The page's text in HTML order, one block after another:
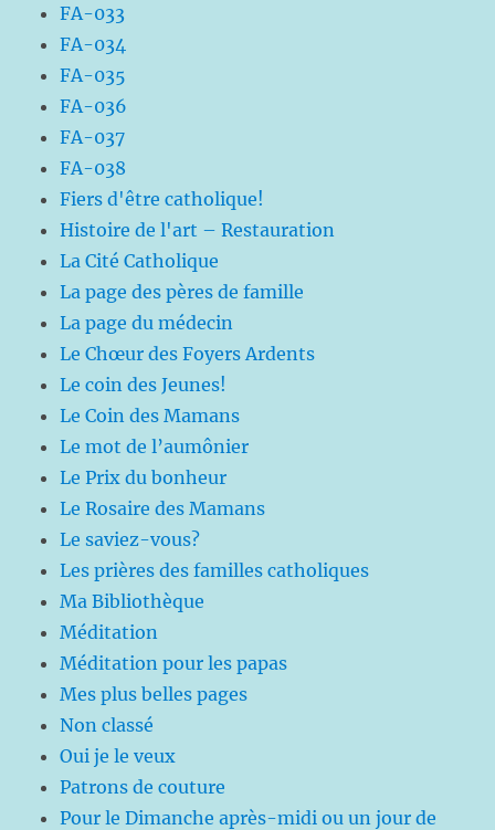
FA-033
FA-034
FA-035
FA-036
FA-037
FA-038
Fiers d'être catholique!
Histoire de l'art – Restauration
La Cité Catholique
La page des pères de famille
La page du médecin
Le Chœur des Foyers Ardents
Le coin des Jeunes!
Le Coin des Mamans
Le mot de l’aumônier
Le Prix du bonheur
Le Rosaire des Mamans
Le saviez-vous?
Les prières des familles catholiques
Ma Bibliothèque
Méditation
Méditation pour les papas
Mes plus belles pages
Non classé
Oui je le veux
Patrons de couture
Pour le Dimanche après-midi ou un jour de